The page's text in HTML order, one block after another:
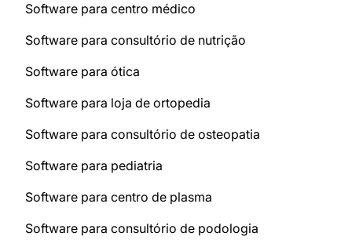
Software para centro médico
Software para consultório de nutrição
Software para ótica
Software para loja de ortopedia
Software para consultório de osteopatia
Software para pediatria
Software para centro de plasma
Software para consultório de podologia